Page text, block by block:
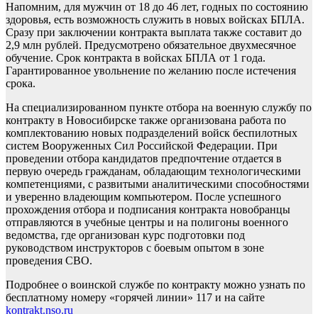
Напомним, для мужчин от 18 до 46 лет, годных по состоянию
здоровья, есть возможность служить в новых войсках БПЛА.
Сразу при заключении контракта выплата также составит до
2,9 млн рублей. Предусмотрено обязательное двухмесячное
обучение. Срок контракта в войсках БПЛА от 1 года.
Гарантированное увольнение по желанию после истечения
срока.
На специализированном пункте отбора на военную службу по
контракту в Новосибирске также организована работа по
комплектованию новых подразделений войск беспилотных
систем Вооруженных Сил Российской Федерации. При
проведении отбора кандидатов предпочтение отдается в
первую очередь гражданам, обладающим технологическими
компетенциями, с развитыми аналитическими способностями
и уверенно владеющим компьютером. После успешного
прохождения отбора и подписания контракта новобранцы
отправляются в учебные центры и на полигоны военного
ведомства, где организован курс подготовки под
руководством инструкторов с боевым опытом в зоне
проведения СВО.
Подробнее о воинской службе по контракту можно узнать по
бесплатному номеру «горячей линии» 117 и на сайте
kontrakt.nso.ru